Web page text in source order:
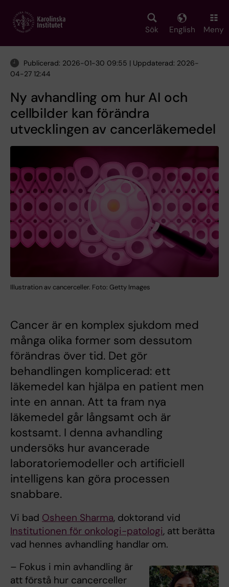
main
Sök English Meny
Publicerad: 2026-01-30 09:55 | Uppdaterad: 2026-
04-27 12:44
Ny avhandling om hur AI och
cellbilder kan förändra
utvecklingen av cancerläkemedel
Illustration av cancerceller. Foto: Getty Images
Cancer är en komplex sjukdom med
många olika former som dessutom
förändras över tid. Det gör
behandlingen komplicerad: ett
läkemedel kan hjälpa en patient men
inte en annan. Att ta fram nya
läkemedel går långsamt och är
kostsamt. I denna avhandling
undersöks hur avancerade
laboratoriemodeller och artificiell
intelligens kan göra processen
snabbare.
Vi bad Osheen Sharma, doktorand vid
Institutionen för onkologi-patologi, att berätta
vad hennes avhandling handlar om.
– Fokus i min avhandling är
att förstå hur cancerceller